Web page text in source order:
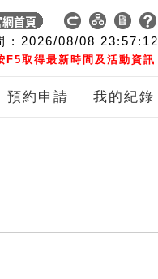
: 2026/08/08 23:57:12
F5取得最新時間及活動資訊
預約申請 我的紀錄